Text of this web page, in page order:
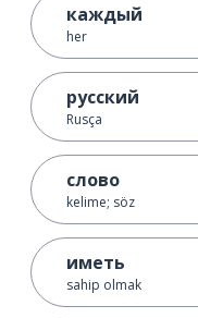
каждый
her
русский
Rusça
слово
kelime; söz
иметь
sahip olmak